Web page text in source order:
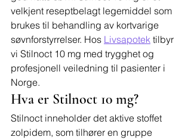
velkjent reseptbelagt legemiddel som
brukes til behandling av kortvarige
søvnforstyrrelser. Hos Livsapotek tilbyr
vi Stilnoct 10 mg med trygghet og
profesjonell veiledning til pasienter i
Norge.
Hva er Stilnoct 10 mg?
Stilnoct inneholder det aktive stoffet
zolpidem, som tilhører en gruppe